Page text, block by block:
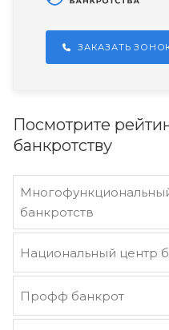
ЗАКАЗАТЬ
Посмотрите
банкротству
банкротств
Национальный центр
Профф банкрот